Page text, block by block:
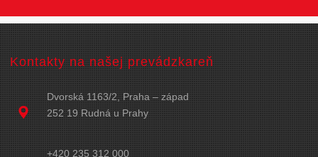
Kontakty na našej prevádzkareň
Dvorská 1163/2, Praha – západ
252 19 Rudná u Prahy
+420 235 312 000